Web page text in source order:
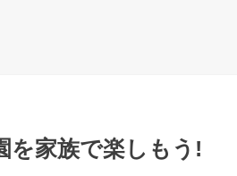
を家族で楽しもう!